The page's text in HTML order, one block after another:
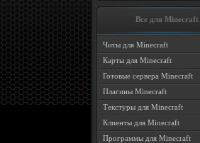
Все для Minecraft
Читы для Minecraft
Карты для Minecraft
Готовые сервера Minecraft
Плагины Minecraft
Текстуры для Minecraft
Клиенты для Minecraft
Программы для Minecraft